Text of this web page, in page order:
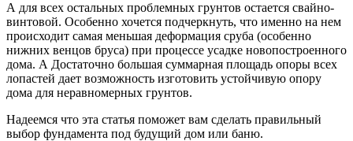
А для всех остальных проблемных грунтов остается свайно-
винтовой. Особенно хочется подчеркнуть, что именно на нем
происходит самая меньшая деформация сруба (особенно
нижних венцов бруса) при процессе усадке новопостроенного
дома. А Достаточно большая суммарная площадь опоры всех
лопастей дает возможность изготовить устойчивую опору
дома для неравномерных грунтов.
Надеемся что эта статья поможет вам сделать правильный
выбор фундамента под будущий дом или баню.